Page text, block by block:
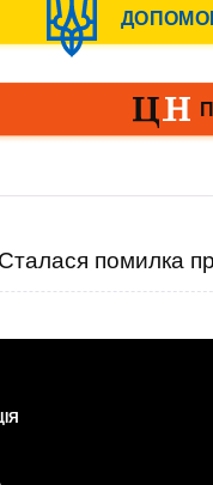
Сталася помилка